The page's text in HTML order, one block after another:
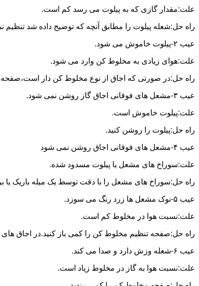
علت:مقدار گازی که به پیلوت می رسد کم است.
راه حل:شعله پیلوت را مطابق آنچه که توضیح داده شد تنظیم
عیب ۲-پیلوت خاموش می شود.
علت:هوای زیادی به مخلوط کن وارد می شود.
راه حل:در صورتی که اجاق از نوع مخلوط کن دار است،صفحه
عیب ۳-مشعل های فوقانی اجاق گاز روشن نمی شود.
علت:پیلوت خاموش است.
راه حل:پیلوت را روشن کنید.
عیب ۴-مشعل های فوقانی اجاق روشن نمی شود
علت:سوراخ های مشعل یا پیلوت مسدود شده.
راه حل:سوراخ های مشعل را با دقت توسط یک میله باریک یا
عیب ۵-نوک مشعل ها زرد رنگ می سوزد.
علت:نسبت هوا در مخلوط کم است.
راه حل:صفحه تنظیم مخلوط کن را کمی باز کنید.در اجاق های
عیب ۶-شعله وزش دارد و صدا می کند.
علت:نسبت هوا به گاز در مخلوط زیاد است.